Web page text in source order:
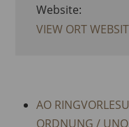
Website:
VIEW ORT
AO
ORDNUNG /